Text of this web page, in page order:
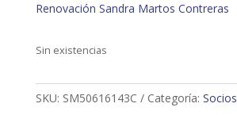
Renovación Sandra Martos Contreras
Sin existencias
SKU: SM50616143C Categoría: Socios